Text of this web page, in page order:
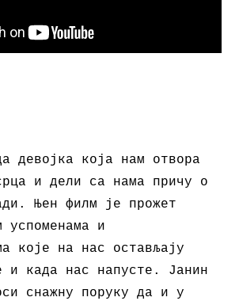
девојка која нам отвора
и дели са нама причу о
Њен филм је прожет
успоменама и
које на нас остављају
и када нас напусте. Јанин
снажну поруку да и у